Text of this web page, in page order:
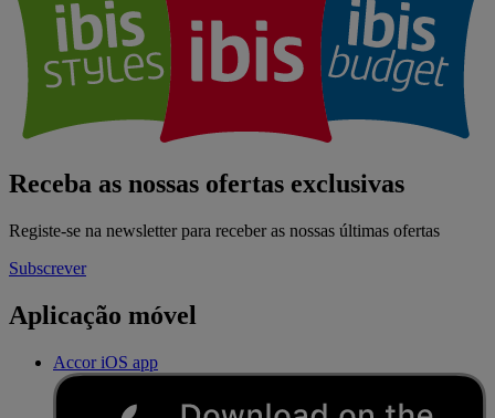
Receba as nossas ofertas exclusivas
Registe-se na newsletter para receber as nossas últimas ofertas
Subscrever
Aplicação móvel
Accor iOS app